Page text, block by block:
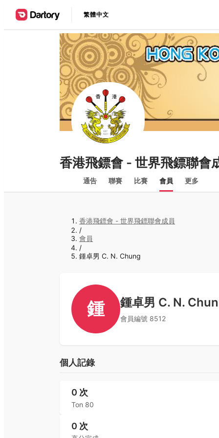
繁體中文
香港飛鏢會 - 世界飛鏢聯會
通告 聯賽 比賽 會員 更多
香港飛鏢會 - 世界飛鏢聯會成員
/
會員
/
鍾卓男 C. N. Chung
鍾 鍾卓男 C. N.
會員編號 8512
個人記錄
0 次
Ton 80
0 次